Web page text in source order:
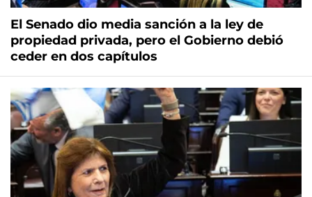
El Senado dio media sanción a la ley de
propiedad privada, pero el Gobierno debió
ceder en dos capítulos